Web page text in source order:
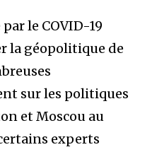
le COVID-19
la géopolitique de
sur les politiques
et Moscou au
experts